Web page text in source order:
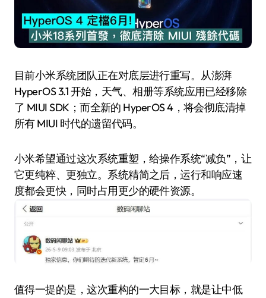
目前小米系统团队正在对底层进行重写。从澎湃
HyperOS 3.1 开始，天气、相册等系统应用已经移除
了 MIUI SDK；而全新的 HyperOS 4，将会彻底清掉
所有 MIUI 时代的遗留代码。
小米希望通过这次系统重塑，给操作系统“减负”，让
它更纯粹、更独立。系统精简之后，运行和响应速
度都会更快，同时占用更少的硬件资源。
值得一提的是，这次重构的一大目标，就是让中低